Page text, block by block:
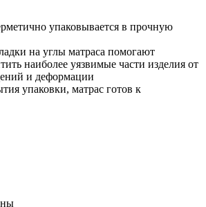
упаковывается в прочную
на углы матраса помогают
наиболее уязвимые части изделия от
и деформации
упаковки, матрас готов к